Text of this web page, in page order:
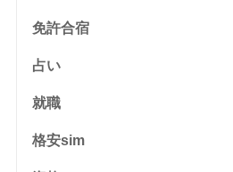
免許合宿
占い
就職
格安sim